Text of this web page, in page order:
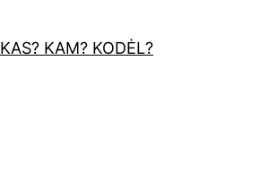
KAS? KAM? KODĖL?